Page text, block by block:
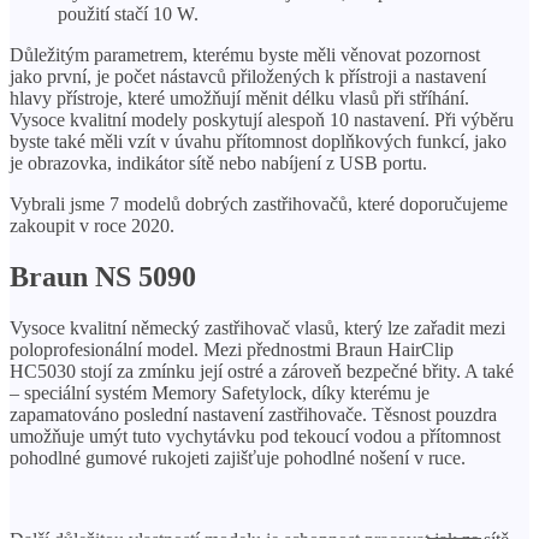
použití stačí 10 W.
Důležitým parametrem, kterému byste měli věnovat pozornost
jako první, je počet nástavců přiložených k přístroji a nastavení
hlavy přístroje, které umožňují měnit délku vlasů při stříhání.
Vysoce kvalitní modely poskytují alespoň 10 nastavení. Při výběru
byste také měli vzít v úvahu přítomnost doplňkových funkcí, jako
je obrazovka, indikátor sítě nebo nabíjení z USB portu.
Vybrali jsme 7 modelů dobrých zastřihovačů, které doporučujeme
zakoupit v roce 2020.
Braun NS 5090
Vysoce kvalitní německý zastřihovač vlasů, který lze zařadit mezi
poloprofesionální model. Mezi přednostmi Braun HairClip
HC5030 stojí za zmínku její ostré a zároveň bezpečné břity. A také
– speciální systém Memory Safetylock, díky kterému je
zapamatováno poslední nastavení zastřihovače. Těsnost pouzdra
umožňuje umýt tuto vychytávku pod tekoucí vodou a přítomnost
pohodlné gumové rukojeti zajišťuje pohodlné nošení v ruce.